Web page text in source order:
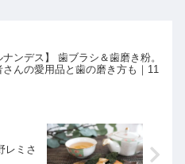
ナンデス】 歯ブラシ＆歯磨き粉。
さんの愛用品と歯の磨き方も｜11
レミさ